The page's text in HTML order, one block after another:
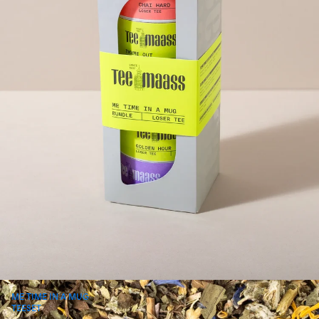
ME TIME IN A MUG
TEESET